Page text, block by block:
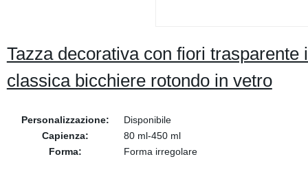
Tazza decorativa con fiori
classica bicchiere rotondo in vetro
Personalizzazione:
Disponibile
Capienza:
80 ml-450 ml
Forma:
Forma irregolare